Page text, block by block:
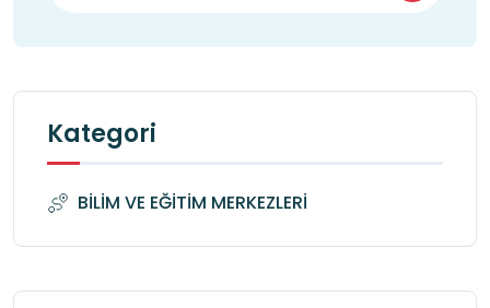
Kategori
BİLİM VE EĞİTİM MERKEZLERİ